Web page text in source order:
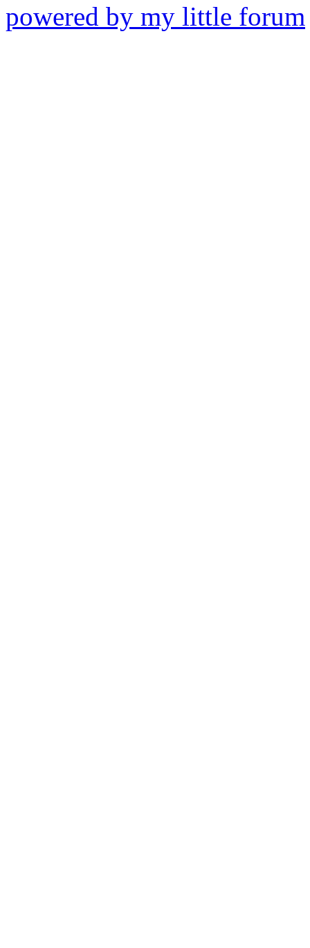
powered by my little forum